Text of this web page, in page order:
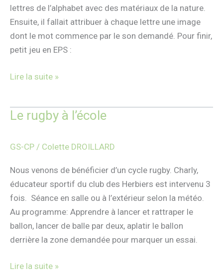
lettres de l’alphabet avec des matériaux de la nature.
Ensuite, il fallait attribuer à chaque lettre une image
dont le mot commence par le son demandé. Pour finir,
petit jeu en EPS :
Lire la suite »
Le rugby à l’école
GS-CP / Colette DROILLARD
Nous venons de bénéficier d’un cycle rugby. Charly,
éducateur sportif du club des Herbiers est intervenu 3
fois. Séance en salle ou à l’extérieur selon la météo.
Au programme: Apprendre à lancer et rattraper le
ballon, lancer de balle par deux, aplatir le ballon
derrière la zone demandée pour marquer un essai.
Le
à
Lire la suite »